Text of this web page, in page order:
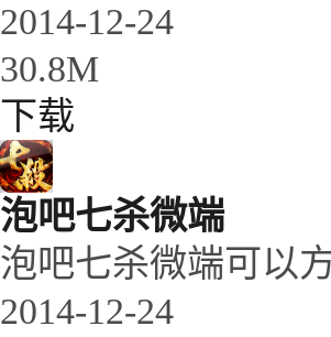
2014-12-24
30.8M
下载
泡吧七杀微端
泡吧七杀微端可以
2014-12-24